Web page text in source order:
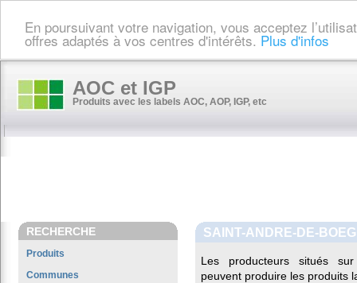
En poursuivant votre navigation, vous acceptez
offres adaptés à vos centres d'intérêts. Plus d'infos
AOC et IGP
Produits avec les labels AOC, AOP, IGP, etc
RECHERCHE
Produits
Communes
SAINT-ANDRE-DE-
Les producteurs situés
peuvent produire les produits